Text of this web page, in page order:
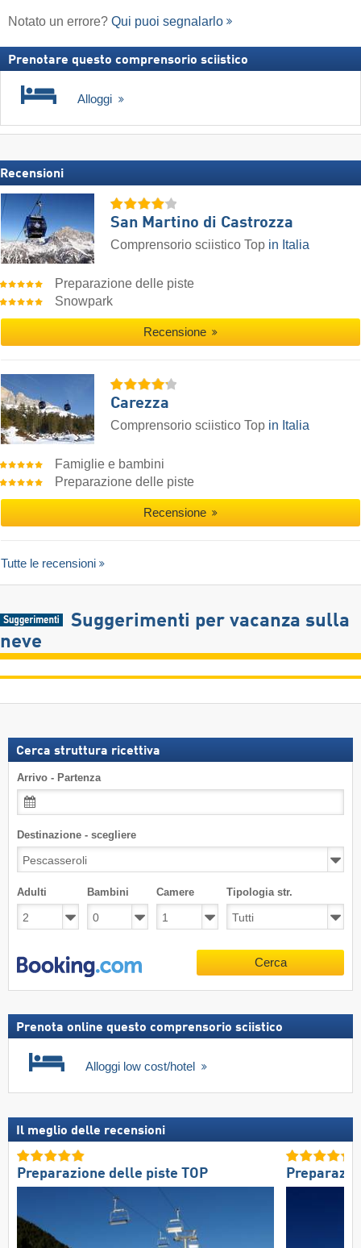
Notato un errore? Qui puoi segnalarlo
Prenotare questo comprensorio sciistico
Alloggi
Recensioni
San Martino di Castrozza
Comprensorio sciistico Top in Italia
Preparazione delle piste
Snowpark
Recensione
Carezza
Comprensorio sciistico Top in Italia
Famiglie e bambini
Preparazione delle piste
Recensione
Tutte le recensioni
Suggerimenti per vacanza sulla
neve
Cerca struttura ricettiva
Arrivo - Partenza
Destinazione - scegliere
Adulti Bambini Camere Tipologia str.
Cerca
Prenota online questo comprensorio sciistico
Alloggi low cost/hotel
Il meglio delle recensioni
Preparazione delle piste TOP